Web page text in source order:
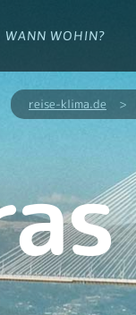
WANN WOHIN?
reise-klima.de >